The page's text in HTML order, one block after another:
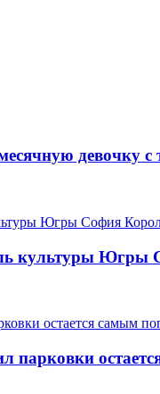
девочку
культуры Югры
парковки